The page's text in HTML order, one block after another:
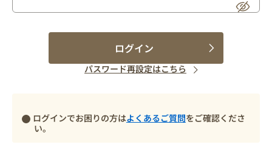
ログイン
パスワード再設定はこちら
ログインでお困りの方はよくあるご質問をご確認くださ
い。